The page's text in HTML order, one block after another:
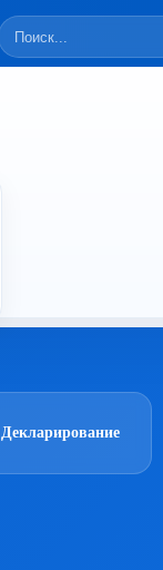
Декларирование